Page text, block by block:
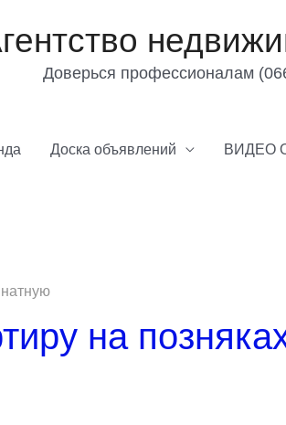
Доверься профессионалам
Доска объявлений ВИДЕО
на